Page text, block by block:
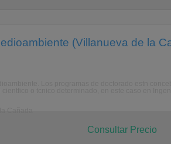
(Villanueva de la
Consultar Precio